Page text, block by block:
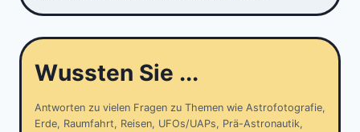
Wussten Sie ...
Antworten zu vielen Fragen zu Themen wie Astrofotografie,
Erde, Raumfahrt, Reisen, UFOs/UAPs, Prä-Astronautik,